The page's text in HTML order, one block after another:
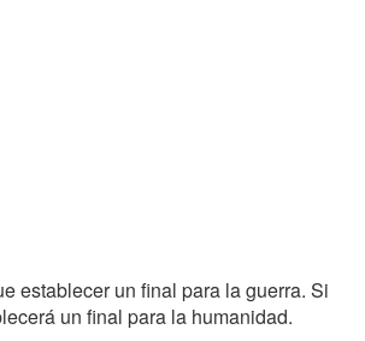
establecer un final para la guerra. Si
un final para la humanidad.